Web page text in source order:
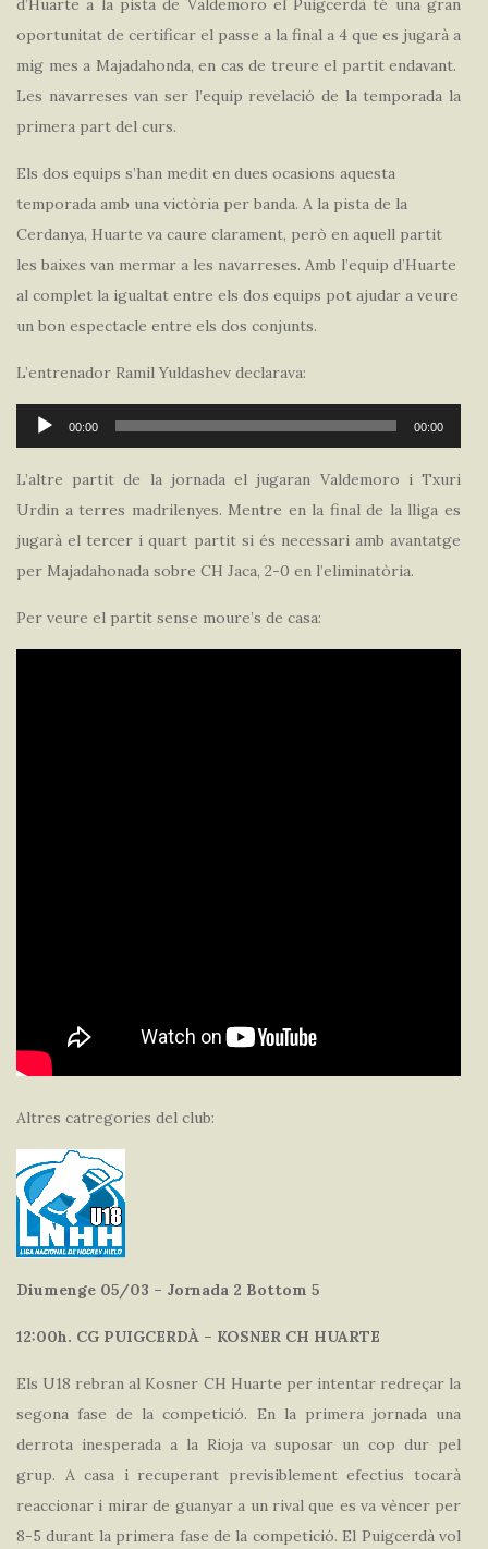
d’Huarte a la pista de Valdemoro el Puigcerdà té una gran
oportunitat de certificar el passe a la final a 4 que es jugarà a
mig mes a Majadahonda, en cas de treure el partit endavant.
Les navarreses van ser l’equip revelació de la temporada la
primera part del curs.
Els dos equips s’han medit en dues ocasions aquesta
temporada amb una victòria per banda. A la pista de la
Cerdanya, Huarte va caure clarament, però en aquell partit
les baixes van mermar a les navarreses. Amb l’equip d’Huarte
al complet la igualtat entre els dos equips pot ajudar a veure
un bon espectacle entre els dos conjunts.
L’entrenador Ramil Yuldashev declarava:
Reproductor
d'àudio
00:00 00:00
L’altre partit de la jornada el jugaran Valdemoro i Txuri
Urdin a terres madrilenyes. Mentre en la final de la lliga es
jugarà el tercer i quart partit si és necessari amb avantatge
per Majadahonada sobre CH Jaca, 2-0 en l’eliminatòria.
Per veure el partit sense moure’s de casa:
Altres catregories del club:
Diumenge 05/03 – Jornada 2 Bottom 5
12:00h. CG PUIGCERDÀ – KOSNER CH HUARTE
Els U18 rebran al Kosner CH Huarte per intentar redreçar la
segona fase de la competició. En la primera jornada una
derrota inesperada a la Rioja va suposar un cop dur pel
grup. A casa i recuperant previsiblement efectius tocarà
reaccionar i mirar de guanyar a un rival que es va vèncer per
8-5 durant la primera fase de la competició. El Puigcerdà vol